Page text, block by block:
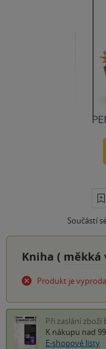
Součástí
Kniha ( měkká
Produkt je
Při zaslání zboží
K nákupu nad
E-shopové listy